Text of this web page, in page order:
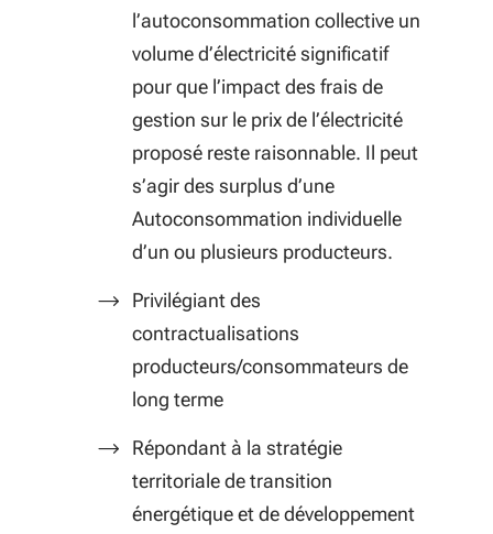
l’autoconsommation collective un
volume d’électricité significatif
pour que l’impact des frais de
gestion sur le prix de l’électricité
proposé reste raisonnable. Il peut
s’agir des surplus d’une
Autoconsommation individuelle
d’un ou plusieurs producteurs.
Privilégiant des
contractualisations
producteurs/consommateurs de
long terme
Répondant à la stratégie
territoriale de transition
énergétique et de développement